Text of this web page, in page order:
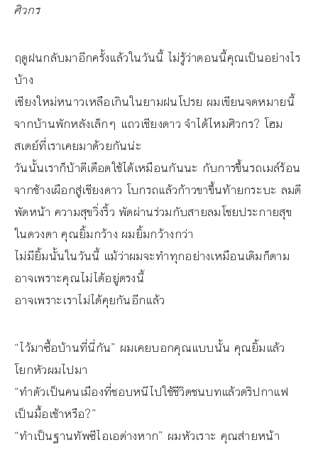
ศิวกร
ฤดูฝนกลับมาอีกครั้งแล้วในวันนี้ ไม่รู้ว่าตอนนี้คุณเป็นอย่างไร
บ้าง
เชียงใหม่หนาวเหลือเกินในยามฝนโปรย ผมเขียนจดหมายนี้
จากบ้านพักหลังเล็กๆ แถวเชียงดาว จำได้ไหมศิวกร? โฮม
สเตย์ที่เราเคยมาด้วยกันน่ะ
วันนั้นเราก็บ้าดีเดือดใช้ได้เหมือนกันนะ กับการขึ้นรถเมล์ร้อน
จากช้างเผือกสู่เชียงดาว โบกรถแล้วก้าวขาขึ้นท้ายกระบะ ลมตี
พัดหน้า ความสุขวิ่งริ้ว พัดผ่านร่วมกับสายลมโชยประกายสุข
ในดวงตา คุณยิ้มกว้าง ผมยิ้มกว้างกว่า
ไม่มียิ้มนั้นในวันนี้ แม้ว่าผมจะทำทุกอย่างเหมือนเดิมก็ตาม
อาจเพราะคุณไม่ได้อยู่ตรงนี้
อาจเพราะเราไม่ได้คุยกันอีกแล้ว
“ไว้มาซื้อบ้านที่นี่กัน” ผมเคยบอกคุณแบบนั้น คุณยิ้มแล้ว
โยกหัวผมไปมา
“ทำตัวเป็นคนเมืองที่ชอบหนีไปใช้ชีวิตชนบทแล้วดริปกาแฟ
เป็นมื้อเช้าหรือ?”
“ทำเป็นฐานทัพซีไอเอต่างหาก” ผมหัวเราะ คุณส่ายหน้า